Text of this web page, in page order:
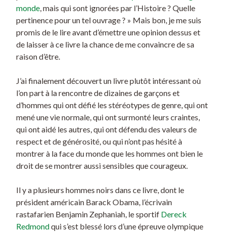
monde, mais qui sont ignorées par l’Histoire ? Quelle
pertinence pour un tel ouvrage ? » Mais bon, je me suis
promis de le lire avant d’émettre une opinion dessus et
de laisser à ce livre la chance de me convaincre de sa
raison d’être.
J’ai finalement découvert un livre plutôt intéressant où
l’on part à la rencontre de dizaines de garçons et
d’hommes qui ont défié les stéréotypes de genre, quiont
mené une vie normale, qui ont surmonté leurs craintes,
qui ont aidé les autres, qui ont défendu des valeurs de
respect et de générosité, ou qui n’ont pas hésité à
montrer à la face du monde que les hommes ont bien le
droit de se montrer aussi sensibles que courageux.
Il y a plusieurs hommes noirs dans ce livre, dont le
président américain Barack Obama, l’écrivain
rastafarien Benjamin Zephaniah, le sportif Dereck
Redmondqui s’est blessé lors d’une épreuve olympique